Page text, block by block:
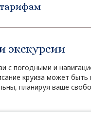
экскурсии
с погодными и
круиза может быть
планируя ваше